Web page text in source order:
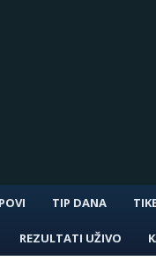
TIP DANA
REZULTATI UŽIVO